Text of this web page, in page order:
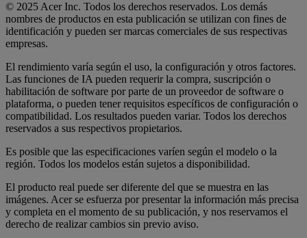
© 2025 Acer Inc. Todos los derechos reservados. Los demás
nombres de productos en esta publicación se utilizan con fines de
identificación y pueden ser marcas comerciales de sus respectivas
empresas.
El rendimiento varía según el uso, la configuración y otros factores.
Las funciones de IA pueden requerir la compra, suscripción o
habilitación de software por parte de un proveedor de software o
plataforma, o pueden tener requisitos específicos de configuración o
compatibilidad. Los resultados pueden variar. Todos los derechos
reservados a sus respectivos propietarios.
Es posible que las especificaciones varíen según el modelo o la
región. Todos los modelos están sujetos a disponibilidad.
El producto real puede ser diferente del que se muestra en las
imágenes. Acer se esfuerza por presentar la información más precisa
y completa en el momento de su publicación, y nos reservamos el
derecho de realizar cambios sin previo aviso.